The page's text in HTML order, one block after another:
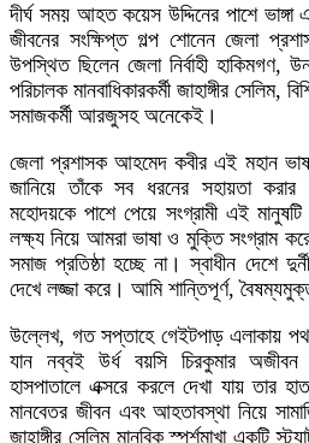
দীর্ঘ সময় আহত কয়েস উদ্দিনের পাশে ভাঙ্গা
জীবনের সংক্ষিপ্ত গল্প শোনেন জেলা
উপস্থিত ছিলেন জেলা নির্বাহী হাকিমগণ,
পরিচালক মানবাধিকারকর্মী জাহাঙ্গীর সেলিম,
সমাজকর্মী আরজুসহ অনেকেই।
জেলা প্রশাসক আহমেদ কবীর এই মহান
জানিয়ে তাঁকে সব ধরনের সহায়তা
মহোদয়কে পাশে পেয়ে সংগ্রামী এই
লক্ষ্য নিয়ে আমরা ভাষা ও মুক্তি সংগ্রাম
সমাজ প্রতিষ্ঠা হচ্ছে না। স্বাধীন দেশে
দেখে লজ্জা করে। আমি শান্তিপূর্ণ,
উল্লেখ, গত সপ্তাহে গেইটপাড় এলাকায় পথ
যান নব্বই উর্ধ বয়সি চিরকুমার অজীবন
হাসপাতালে এক্সরে করলে দেখা যায় তার
মানবেতর জীবন এবং আহতাবস্থা নিয়ে
জাহাঙ্গীর সেলিম মানবিক স্পর্শমাখা একটি